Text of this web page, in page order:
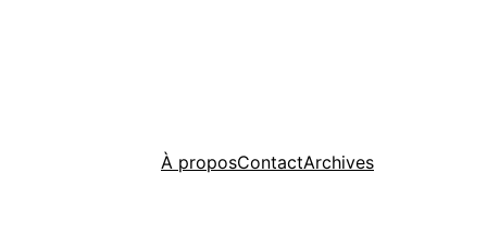
À proposContactArchives